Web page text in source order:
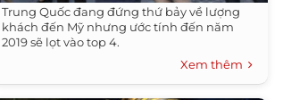
Trung Quốc đang đứng thứ bảy về lượng
khách đến Mỹ nhưng ước tính đến năm
2019 sẽ lọt vào top 4.
Xem thêm